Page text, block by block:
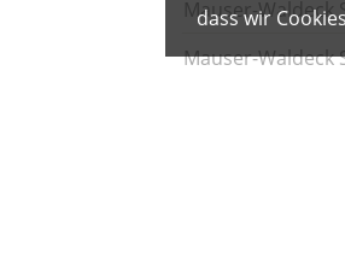
Mauser-Waldeck
Mauser-Waldeck
dass wir